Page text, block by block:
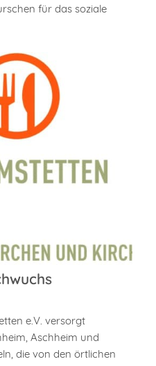
für das soziale
e.V. versorgt
Aschheim und
die von den örtlichen